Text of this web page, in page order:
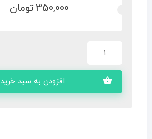
350,000تومان
افزودن به سبد خرید